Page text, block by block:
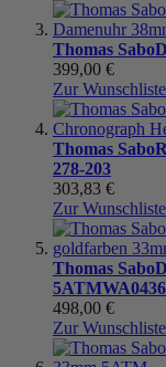
Thomas Sabo
399,00 €
Zur
Thomas Sabo
278-203
303,83 €
Zur
Thomas Sabo
5ATM
498,00 €
Zur